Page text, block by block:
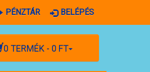
PÉNZTÁR BELÉPÉS
0 TERMÉK - 0 FT